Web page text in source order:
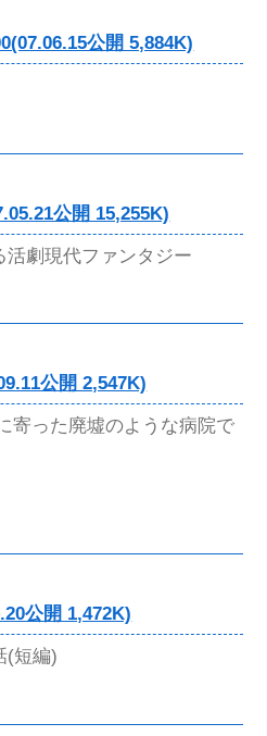
公開 5,884K)
公開 15,255K)
劇現代ファンタジー
公開 2,547K)
寄った廃墟のような病院で
公開 1,472K)
(短編)